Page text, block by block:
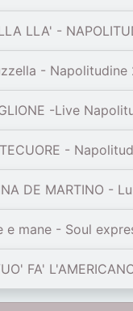
LLA' -
-
-Live
-
DE MARTINO -
e mane - Soul
FA'